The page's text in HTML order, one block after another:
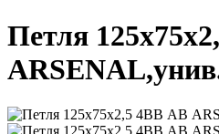
Петля